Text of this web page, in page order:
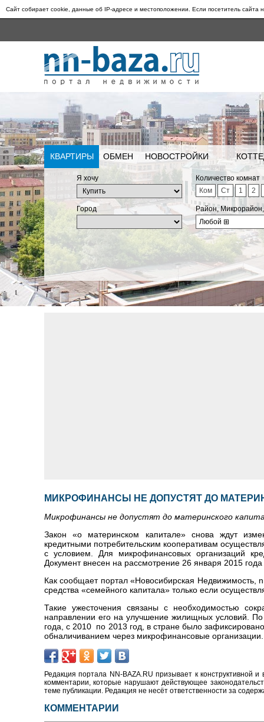
Сайт собирает cookie, данные об IP-адресе и местоположении. Если посетитель сайта
КВАРТИРЫ ОБМЕН НОВОСТРОЙКИ
Я хочу
Количество комнат
Ком
Ст 1 2
Город
Район,
Любой ⊞
МИКРОФИНАНСЫ НЕ ДОПУСТЯТ ДО
Микрофинансы не допустят до материнского
Закон «о материнском капитале» снова ждут
кредитными потребительским кооперативам
с условием. Для микрофинансовых организаций
Документ внесен на рассмотрение 26 января 2015
Как сообщает портал «Новосибирская Недвижимость,
средства «семейного капитала» только если
Такие ужесточения связаны с необходимостью
направлении его на улучшение жилищных условий.
года, с 2010 по 2013 год, в стране было
обналичиванием через микрофинансовые организации.
Редакция портала NN-BAZA.RU призывает к конструктивной
комментарии, которые нарушают действующее
теме публикации. Редакция не несёт ответственности за
КОММЕНТАРИИ